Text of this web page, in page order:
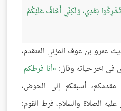
بَعْدِي، وَلَكِنِّي أَخَافُ عَلَيْكُمْ
عمرو بن عوف المزني المتقدم،
في آخر حياته وقال: أنا فرطكم
أسبقكم إلى الحوض،
الصلاة والسلام، فرط القوم: